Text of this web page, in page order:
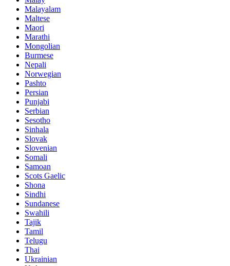
Malayalam
Maltese
Maori
Marathi
Mongolian
Burmese
Nepali
Norwegian
Pashto
Persian
Punjabi
Serbian
Sesotho
Sinhala
Slovak
Slovenian
Somali
Samoan
Scots Gaelic
Shona
Sindhi
Sundanese
Swahili
Tajik
Tamil
Telugu
Thai
Ukrainian